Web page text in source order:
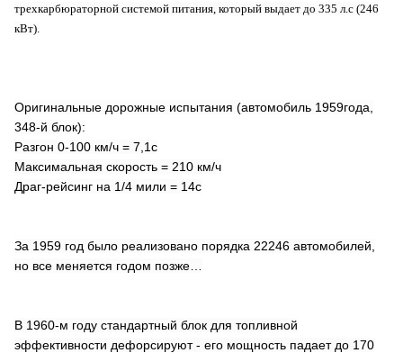
трехкарбюраторной системой питания, который выдает до 335 л.с (246
кВт).
Оригинальные дорожные испытания (автомобиль 1959года,
348-й блок):
Разгон 0-100 км/ч = 7,1с
Максимальная скорость = 210 км/ч
Драг-рейсинг на 1/4 мили = 14с
За 1959 год было реализовано порядка 22246 автомобилей,
но все меняется годом позже…
В 1960-м году стандартный блок для топливной
эффективности дефорсируют - его мощность падает до 170